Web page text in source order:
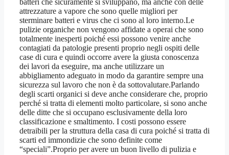
batteri che sicuramente si sviluppano, ma anche con delle
attrezzature a vapore che sono quelle migliori per
sterminare batteri e virus che ci sono al loro interno.Le
pulizie organiche non vengono affidate a operai che sono
totalmente inesperti poiché essi possono venire anche
contagiati da patologie presenti proprio negli ospiti delle
case di cura e quindi occorre avere la giusta conoscenza
dei lavori da eseguire, ma anche utilizzare un
abbigliamento adeguato in modo da garantire sempre una
sicurezza sul lavoro che non è da sottovalutare.Parlando
degli scarti organici si deve anche considerare che, proprio
perché si tratta di elementi molto particolare, si sono anche
delle ditte che si occupano esclusivamente della loro
classificazione e smaltimento. I costi possono essere
detraibili per la struttura della casa di cura poiché si tratta di
scarti ed immondizie che sono definite come
“speciali”.Proprio per avere un buon livello di pulizia e